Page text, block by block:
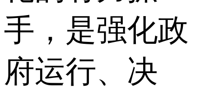
手，是强化政
府运行、决